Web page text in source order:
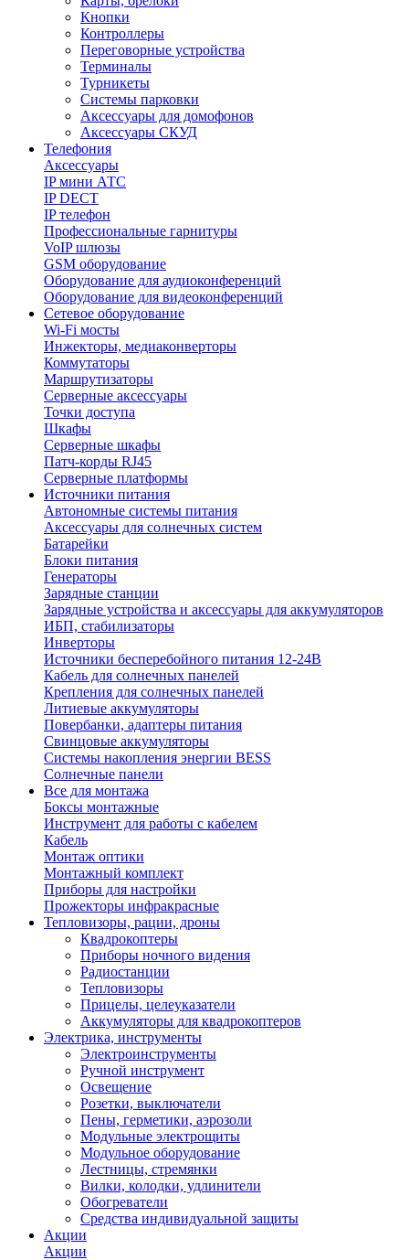
Кнопки
Контроллеры
Переговорные устройства
Терминалы
Турникеты
Системы парковки
Аксессуары для домофонов
Аксессуары СКУД
Телефония
Aксессуары
IP мини АТС
IP DECT
IP телефон
Профессиональные гарнитуры
VoIP шлюзы
GSM оборудование
Оборудование для аудиоконференций
Оборудование для видеоконференций
Сетевое оборудование
Wi-Fi мосты
Инжекторы, медиаконверторы
Коммутаторы
Маршрутизаторы
Серверные аксессуары
Точки доступа
Шкафы
Серверные шкафы
Патч-корды RJ45
Серверные платформы
Источники питания
Автономные системы питания
Аксессуары для солнечных систем
Батарейки
Блоки питания
Генераторы
Зарядные станции
Зарядные устройства и аксессуары для аккумуляторов
ИБП, стабилизаторы
Инверторы
Источники бесперебойного питания 12-24В
Кабель для солнечных панелей
Крепления для солнечных панелей
Литиевые аккумуляторы
Повербанки, адаптеры питания
Свинцовые аккумуляторы
Системы накопления энергии BESS
Солнечные панели
Все для монтажа
Боксы монтажные
Инструмент для работы с кабелем
Кабель
Монтаж оптики
Монтажный комплект
Приборы для настройки
Прожекторы инфракрасные
Тепловизоры, рации, дроны
Квадрокоптеры
Приборы ночного видения
Радиостанции
Тепловизоры
Прицелы, целеуказатели
Аккумуляторы для квадрокоптеров
Электрика, инструменты
Электроинструменты
Ручной инструмент
Освещение
Розетки, выключатели
Пены, герметики, аэрозоли
Модульные электрощиты
Модульное оборудование
Лестницы, стремянки
Вилки, колодки, удлинители
Обогреватели
Средства индивидуальной защиты
Акции
Акции